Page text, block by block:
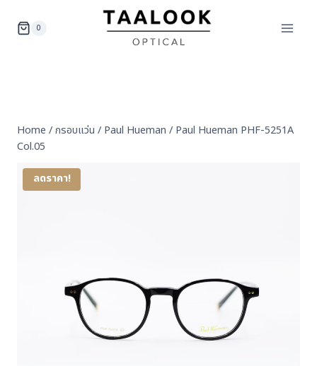
0
Home /กรอบแว่น / Paul Hueman / Paul Hueman PHF-5251A
Col.05
ลดราคา!